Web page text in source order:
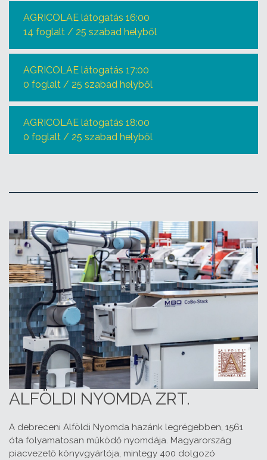
AGRICOLAE látogatás 16:00
14 foglalt / 25 szabad helyből
AGRICOLAE látogatás 17:00
0 foglalt / 25 szabad helyből
AGRICOLAE látogatás 18:00
0 foglalt / 25 szabad helyből
ALFÖLDI NYOMDA ZRT.
A debreceni Alföldi Nyomda hazánk legrégebben, 1561
óta folyamatosan működő nyomdája. Magyarország
piacvezető könyvgyártója, mintegy 400 dolgozó